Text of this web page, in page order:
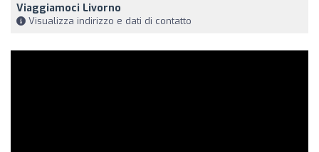
Viaggiamoci Livorno
Visualizza indirizzo e dati di contatto